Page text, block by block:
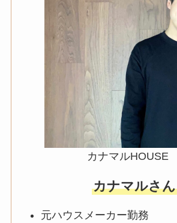
カナマルHOUSE
カナマルさん
元ハウスメーカー勤務